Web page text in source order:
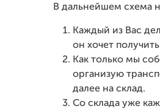
В дальнейшем схема
Каждый из Вас
он хочет
Как только мы
организую
далее на склад.
Со склада уже